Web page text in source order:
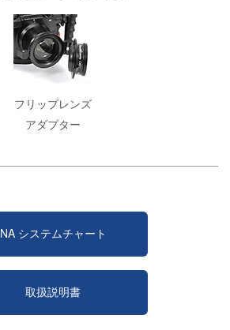
フリップレンズ
アダプター
NA システムチャート
取扱説明書